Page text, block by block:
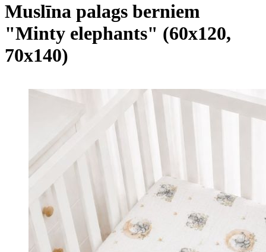
Muslīna palags berniem
"Minty elephants" (60x120,
70x140)